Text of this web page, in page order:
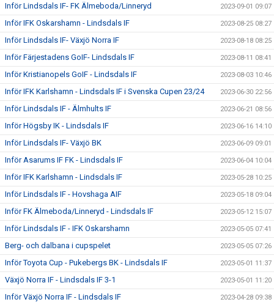
Inför Lindsdals IF- FK Älmeboda/Linneryd 2023-09-01 09:07
Inför IFK Oskarshamn - Lindsdals IF 2023-08-25 08:27
Inför Lindsdals IF- Växjö Norra IF 2023-08-18 08:25
Inför Färjestadens GoIF- Lindsdals IF 2023-08-11 08:41
Inför Kristianopels GoIF - Lindsdals IF 2023-08-03 10:46
Inför IFK Karlshamn - Lindsdals IF i Svenska Cupen 23/24 2023-06-30 22:56
Inför Lindsdals IF - Älmhults IF 2023-06-21 08:56
Inför Högsby IK - Lindsdals IF 2023-06-16 14:10
Inför Lindsdals IF- Växjö BK 2023-06-09 09:01
Inför Asarums IF FK - Lindsdals IF 2023-06-04 10:04
Inför IFK Karlshamn - Lindsdals IF 2023-05-28 10:25
Inför Lindsdals IF - Hovshaga AIF 2023-05-18 09:04
Inför FK Älmeboda/Linneryd - Lindsdals IF 2023-05-12 15:07
Inför Lindsdals IF - IFK Oskarshamn 2023-05-05 07:41
Berg- och dalbana i cupspelet 2023-05-05 07:26
Inför Toyota Cup - Pukebergs BK - Lindsdals IF 2023-05-01 11:37
Växjö Norra IF - Lindsdals IF 3-1 2023-05-01 11:20
Inför Växjö Norra IF - Lindsdals IF 2023-04-28 09:38